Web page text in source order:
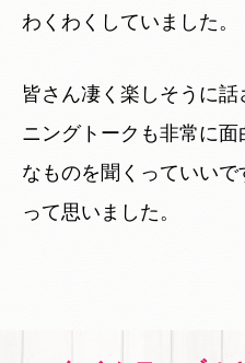
わくわくしていました。
皆さん凄く楽しそうに
ニングトークも非常に
なものを聞くっていい
って思いました。